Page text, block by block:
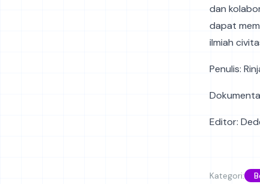
dan
dapat
ilmiah
Penulis:
Editor:
Kategori: